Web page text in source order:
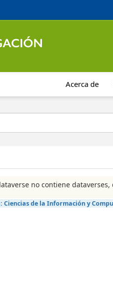
Acerca de
no contiene
Ciencias de la Información y